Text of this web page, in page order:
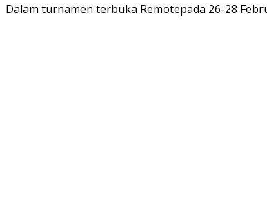
Dalam turnamen terbuka Remotepada 26-28